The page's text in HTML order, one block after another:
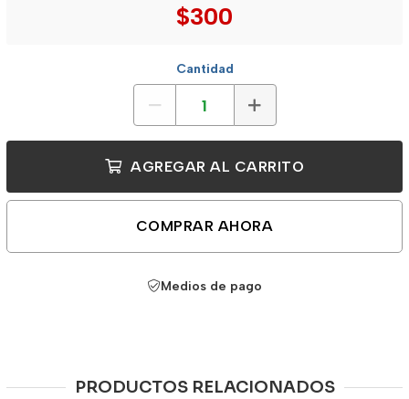
$300
Cantidad
AGREGAR AL CARRITO
COMPRAR AHORA
Medios de pago
PRODUCTOS RELACIONADOS